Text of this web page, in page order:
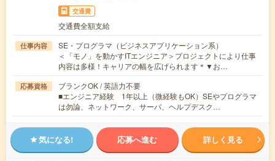
交通費
交通費全額支給
仕事内容
SE・プログラマ（ビジネスアプリケーション系）
＜「モノ」を動かすITエンジニア＞プロジェクトにより仕事
内容は多様！キャリアの幅を広げられます＊▼お…
応募資格
ブランクOK / 英語力不要
■エンジニア経験 1年以上（微経験もOK）SEやプログラマ
は勿論、ネットワーク、サーバ、ヘルプデスク…
気になる! 応募へ進む 詳しく見る